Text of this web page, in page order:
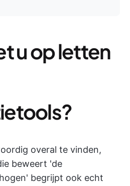
u op letten
overal te vinden,
beweert 'de
begrijpt ook echt